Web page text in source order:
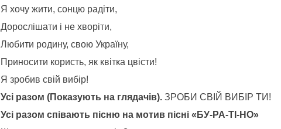
Я хочу жити, сонцю радіти,
Дорослішати і не хворіти,
Любити родину, свою Україну,
Приносити користь, як квітка цвісти!
Я зробив свій вибір!
Усі разом (Показують на глядачів).ЗРОБИ СВІЙ ВИБІР ТИ!
Усі разом співають пісню на мотив пісні «БУ-РА-ТІ-НО»